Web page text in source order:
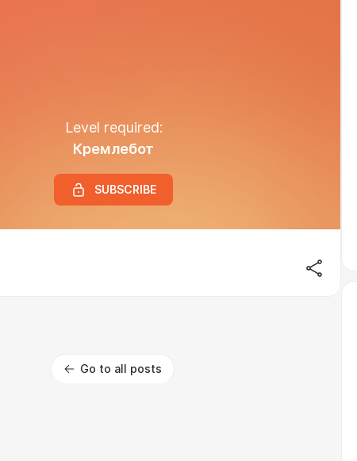
Level required:
Кремлебот
SUBSCRIBE
Go to all posts